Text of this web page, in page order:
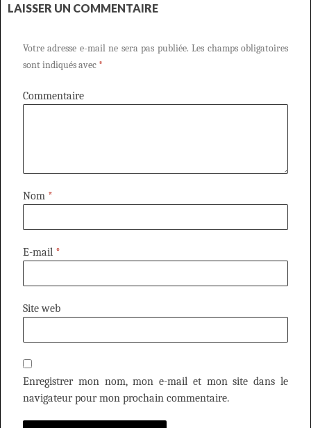
LAISSER UN COMMENTAIRE
Votre adresse e-mail ne sera pas publiée. Les champs obligatoires
sont indiqués avec *
Commentaire
Nom *
E-mail *
Site web
Enregistrer mon nom, mon e-mail et mon site dans le
navigateur pour mon prochain commentaire.